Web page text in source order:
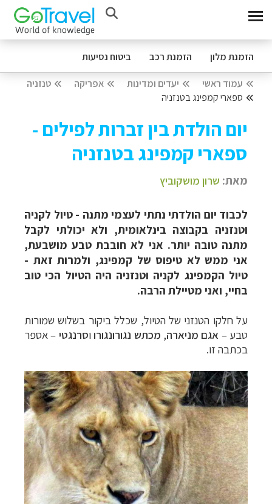
הזמנת מלון הזמנת רכב ביטוח נסיעות
עמוד ראשי יעדים ומדינות אפריקה
טנזניה
ספארי קמפינג בטנזניה
יום הולדת בין זברות לפילים -
ספארי קמפינג בטנזניה
מאת: שרון מושקוביץ
לכבוד יום הולדתי נתתי לעצמי מתנה - טיול לקניה
וטנזניה בקבוצה בינלאומית, ולא יכולתי לקבל
מתנה טובה יותר. אני לא חובבת טבע מושבעת,
אני ממש לא טיפוס של קמפינג, ולמרות זאת -
טיול הקמפינג לקניה וטנזניה היה הטיול הכי טוב
בחיי, ואני מטיילת הרבה.
על חלקו הטנזני של הטיול, שכלל ביקור בשלוש שמורות
טבע – אגם מניארה, מכתש נגורונגורווסרנגטי – אספר
בכתבה זו.